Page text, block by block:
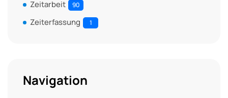
Zeitarbeit 90
Zeiterfassung 1
Navigation